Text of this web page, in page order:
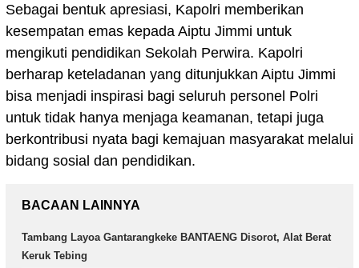
Sebagai bentuk apresiasi, Kapolri memberikan
kesempatan emas kepada Aiptu Jimmi untuk
mengikuti pendidikan Sekolah Perwira. Kapolri
berharap keteladanan yang ditunjukkan Aiptu Jimmi
bisa menjadi inspirasi bagi seluruh personel Polri
untuk tidak hanya menjaga keamanan, tetapi juga
berkontribusi nyata bagi kemajuan masyarakat melalui
bidang sosial dan pendidikan.
BACAAN LAINNYA
Tambang Layoa Gantarangkeke BANTAENG Disorot, Alat Berat
Keruk Tebing